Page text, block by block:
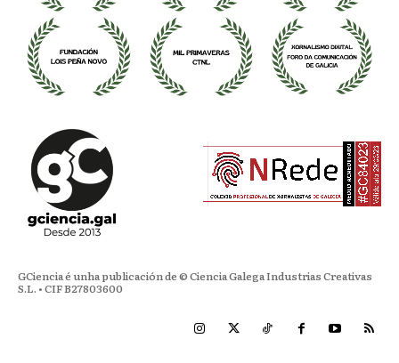
GCiencia é unha publicación de © Ciencia Galega Industrias Creativas
S.L. • CIF B27803600